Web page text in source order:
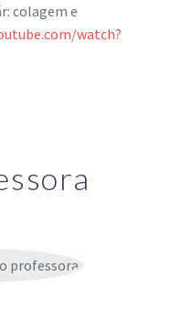
colagem e
watch?